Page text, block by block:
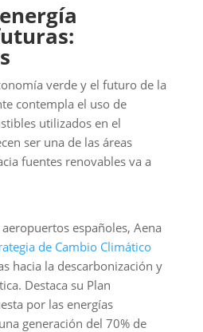
verde y el futuro de la
contempla el uso de
utilizados en el
ser una de las áreas
fuentes renovables va a
españoles, Aena
de Cambio Climático
hacia la descarbonización y
Destaca su Plan
por las energías
generación del 70% de